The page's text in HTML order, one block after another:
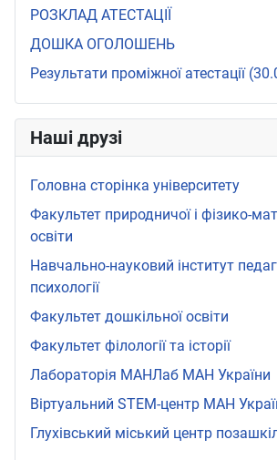
РОЗКЛАД АТЕСТАЦІЇ
ДОШКА ОГОЛОШЕНЬ
Результати проміжної атестації
Наші друзі
Головна сторінка університету
Факультет природничої і фізико-
освіти
Навчально-науковий інститут
психології
Факультет дошкільної освіти
Факультет філології та історії
Лабораторія МАНЛаб МАН України
Віртуальний STEМ-центр МАН
Глухівський міський центр